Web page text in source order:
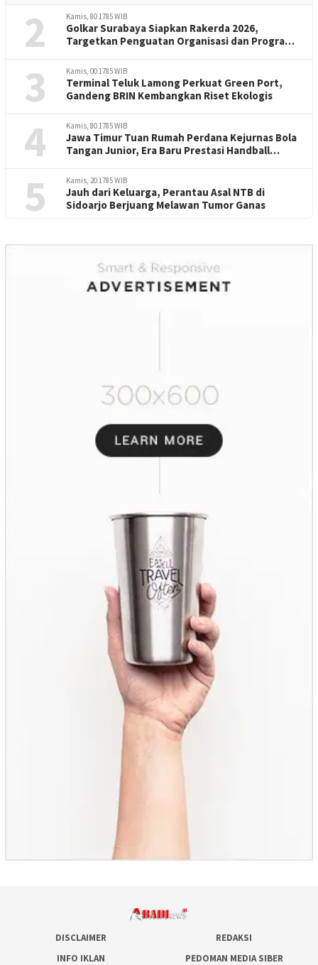
2 Kamis, 80 1785 WIB
Golkar Surabaya Siapkan Rakerda 2026,
Targetkan Penguatan Organisasi dan Program
3 Kamis, 00 1785 WIB
Terminal Teluk Lamong Perkuat Green Port,
Gandeng BRIN Kembangkan Riset Ekologis
4 Kamis, 80 1785 WIB
Jawa Timur Tuan Rumah Perdana Kejurnas Bola
Tangan Junior, Era Baru Prestasi Handball
5 Kamis, 20 1785 WIB
Jauh dari Keluarga, Perantau Asal NTB di
Sidoarjo Berjuang Melawan Tumor Ganas
DISCLAIMER
REDAKSI
INFO IKLAN
PEDOMAN MEDIA SIBER